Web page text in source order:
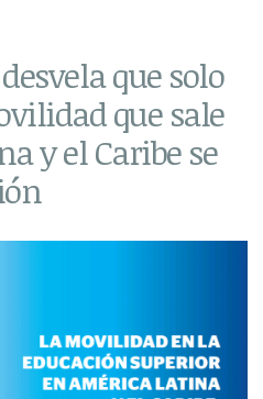
desvela que solo
que sale
y el Caribe se